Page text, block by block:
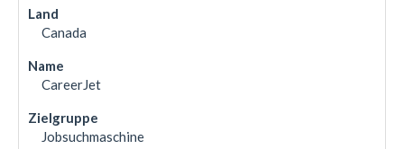
Canada
CareerJet
Jobsuchmaschine